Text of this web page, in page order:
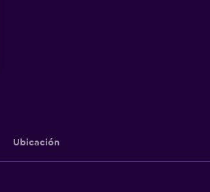
Ubicación